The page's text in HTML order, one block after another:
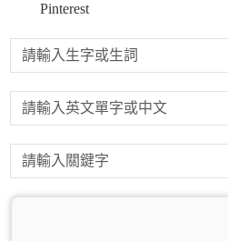
Pinterest
請輸入生字或生詞
請輸入英文單字或中文
請輸入關鍵字